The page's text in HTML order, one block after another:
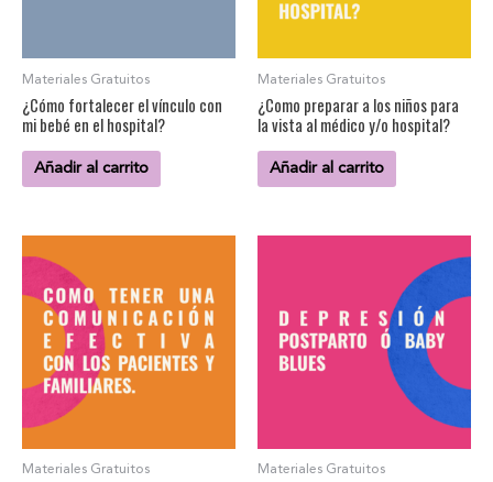
Materiales Gratuitos
¿Cómo fortalecer el vínculo con
mi bebé en el hospital?
Añadir al carrito
Materiales Gratuitos
¿Como preparar a los niños para
la vista al médico y/o hospital?
Añadir al carrito
Materiales Gratuitos Materiales Gratuitos